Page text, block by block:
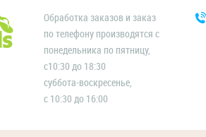
Обработка заказов и заказ
по телефону производятся с
понедельника по пятницу,
с10:30 до 18:30
суббота-воскресенье,
с 10:30 до 16:00